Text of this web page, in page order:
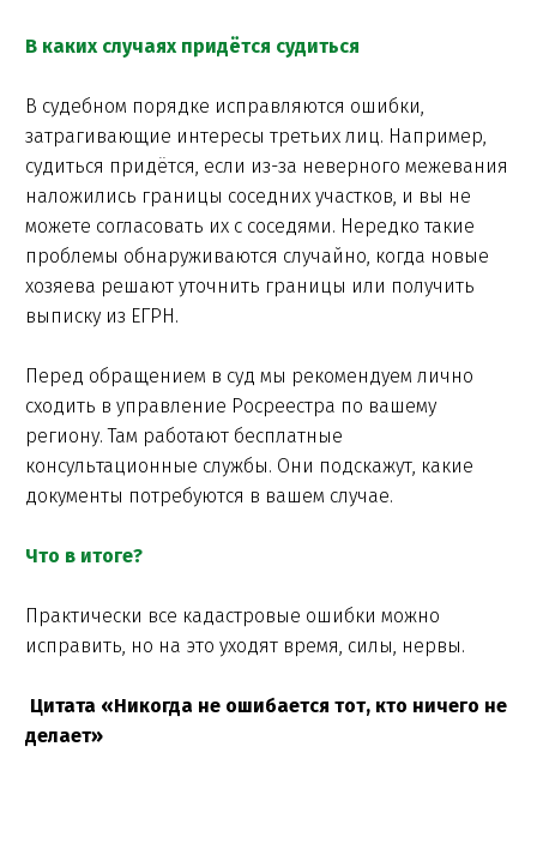
В каких случаях придётся судиться
В судебном порядке исправляются ошибки,
затрагивающие интересы третьих лиц. Например,
судиться придётся, если из-за неверного межевания
наложились границы соседних участков, и вы не
можете согласовать их с соседями. Нередко такие
проблемы обнаруживаются случайно, когда новые
хозяева решают уточнить границы или получить
выписку из ЕГРН.
Перед обращением в суд мы рекомендуем лично
сходить в управление Росреестра по вашему
региону. Там работают бесплатные
консультационные службы. Они подскажут, какие
документы потребуются в вашем случае.
Что в итоге?
Практически все кадастровые ошибки можно
исправить, но на это уходят время, силы, нервы.
Цитата «Никогда не ошибается тот, кто ничего не
делает»